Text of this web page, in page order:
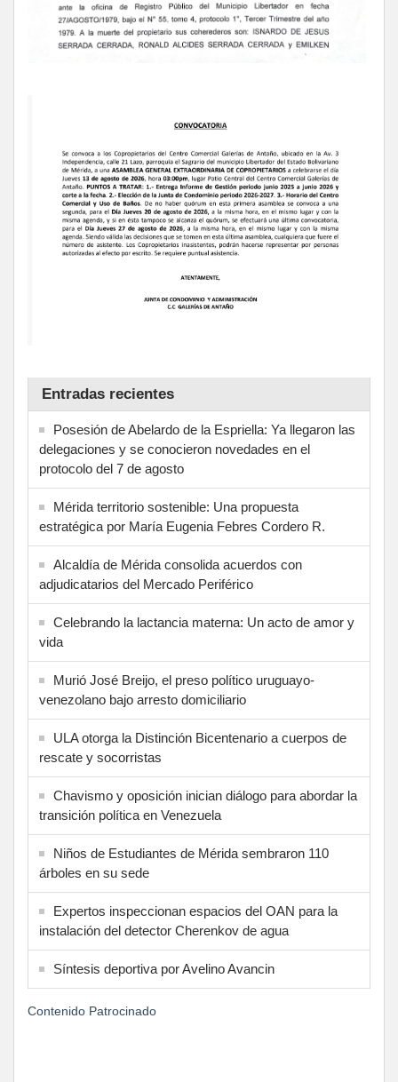
Entradas recientes
Posesión de Abelardo de la Espriella: Ya llegaron las
delegaciones y se conocieron novedades en el
protocolo del 7 de agosto
Mérida territorio sostenible: Una propuesta
estratégica por María Eugenia Febres Cordero R.
Alcaldía de Mérida consolida acuerdos con
adjudicatarios del Mercado Periférico
Celebrando la lactancia materna: Un acto de amor y
vida
Murió José Breijo, el preso político uruguayo-
venezolano bajo arresto domiciliario
ULA otorga la Distinción Bicentenario a cuerpos de
rescate y socorristas
Chavismo y oposición inician diálogo para abordar la
transición política en Venezuela
Niños de Estudiantes de Mérida sembraron 110
árboles en su sede
Expertos inspeccionan espacios del OAN para la
instalación del detector Cherenkov de agua
Síntesis deportiva por Avelino Avancin
Contenido Patrocinado